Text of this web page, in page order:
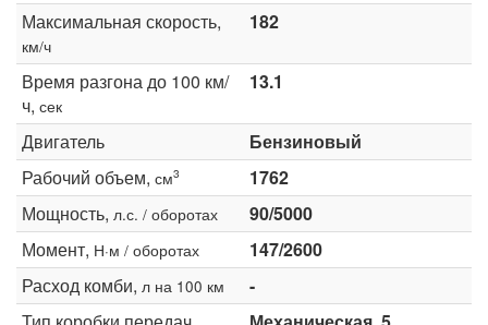
Максимальная скорость,
км/ч
182
Время разгона до 100 км/
ч, сек
13.1
Двигатель
Бензиновый
Рабочий объем, см3
1762
Мощность, л.с. / оборотах
90/5000
Момент, Н·м / оборотах
147/2600
Расход комби, л на 100 км
-